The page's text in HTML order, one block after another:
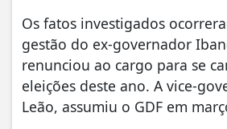
Os fatos investigados
gestão do ex-governador
renunciou ao cargo para se
eleições deste ano. A vice-
Leão, assumiu o GDF em